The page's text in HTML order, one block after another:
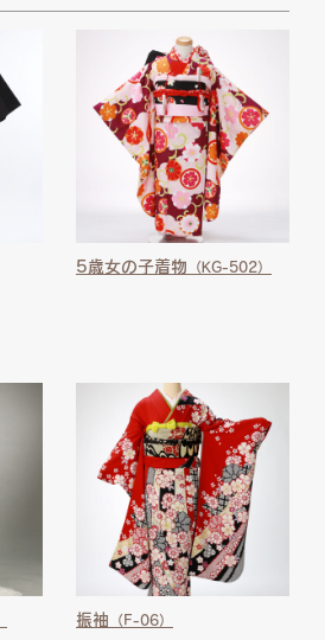
5歳女の子着物 （KG-502）
振袖 （F-06）